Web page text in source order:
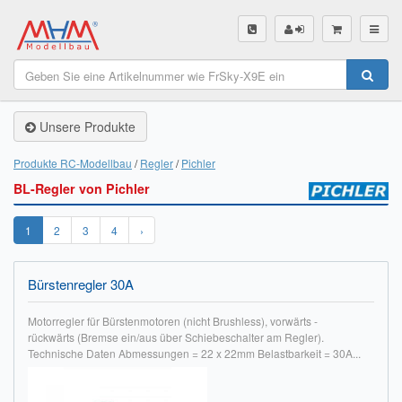
SHOP
Unsere Produkte
Servo Finder
BL-Motor Finder
Schiffsschrauben Finder
Räder Finder
Luftschrauben Finder
Unsere Produkte
Produkte RC-Modellbau Regler Pichler
BL-Regler von Pichler
1 2 3 4 ›
Bürstenregler 30A
Motorregler für Bürstenmotoren (nicht Brushless), vorwärts -
rückwärts (Bremse ein/aus über Schiebeschalter am Regler).
Technische Daten Abmessungen = 22 x 22mm Belastbarkeit = 30A...